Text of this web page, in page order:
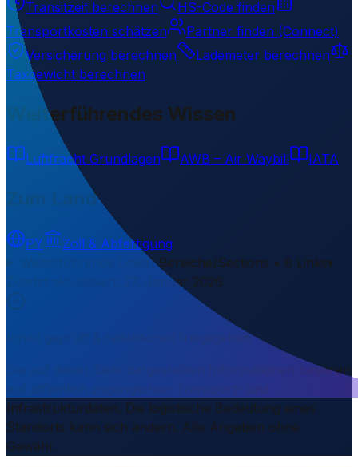
Transitzeit berechnen
HS-Code finden
Transportkosten schätzen
Partner finden (Connect)
Versicherung berechnen
Lademeter berechnen
Taxgewicht berechnen
Weiterführendes Wissen
Luftfracht Grundlagen AWB – Air Waybill IATA
Zum Land
PY
Zoll & Abfertigung
Weiterführende Links1 Bereiche/Sections • 8 Links▾
27. Januar 2026
Inhalt geprüft & redaktionell freigegeben
Die auf dieser Seite dargestellten Informationen basieren
Infrastrukturdaten. Die logistische Bedeutung eines
Standorts kann sich ändern. Alle Angaben ohne
Gewähr.